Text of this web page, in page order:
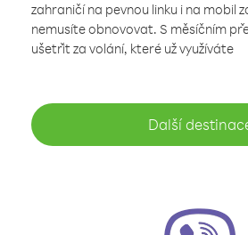
zahraničí na pevnou linku i na mobil
nemusíte obnovovat. S měsíčním
ušetřit za volání, které už využíváte
Další